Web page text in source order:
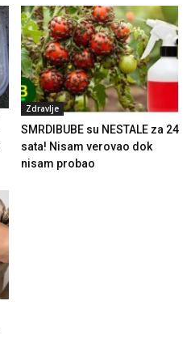
Zdravlje
SMRDIBUBE su NESTALE za 24
sata! Nisam verovao dok
nisam probao